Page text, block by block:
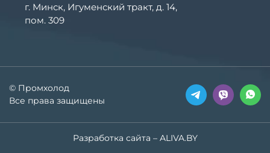
г. Минск, Игуменский тракт, д. 14,
пом. 309
© Промхолод
Все права защищены
Разработка сайта – ALIVA.BY